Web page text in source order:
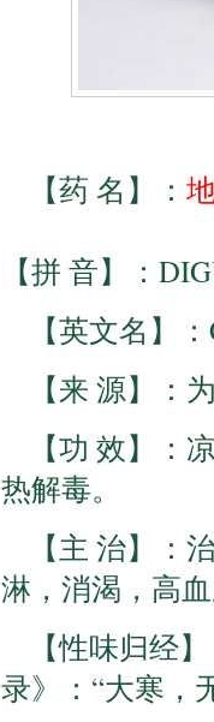
【药 名】：
【拼 音】：
【英文名】
【来 源】：
【功 效】：
热解毒。
【主 治】：
淋，消渴，高
【性味归经
录》：“大寒，